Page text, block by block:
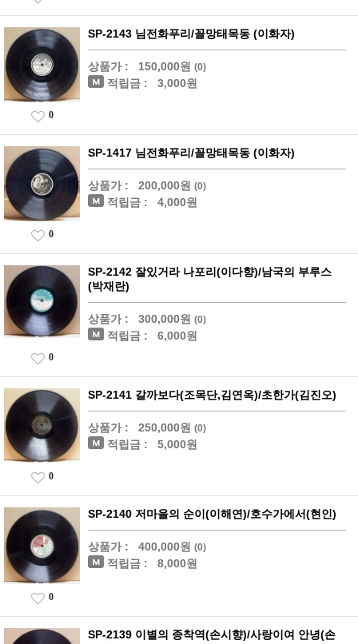
SP-2143 님전화푸리/꼴망태목동 (이화자)
상품가 : 150,000원 (0)
적립금 : 3,000원
0
SP-1417 님전화푸리/꼴망태목동 (이화자)
상품가 : 200,000원 (0)
적립금 : 4,000원
0
SP-2142 잘있거라 나포리(이다향)/남국의 부루스
(박재란)
상품가 : 300,000원 (0)
적립금 : 6,000원
0
SP-2141 갈까보다(조목단,김연옥)/초한가(김진오)
상품가 : 250,000원 (0)
적립금 : 5,000원
0
SP-2140 저마을의 순이(이해연)/호수가에서(현인)
상품가 : 400,000원 (0)
적립금 : 8,000원
0
SP-2139 이별의 종착역(손시향)/사랑이여 안녕(손